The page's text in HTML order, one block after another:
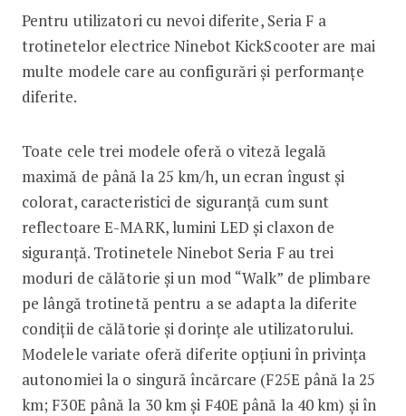
Pentru utilizatori cu nevoi diferite, Seria F a
trotinetelor electrice Ninebot KickScooter are mai
multe modele care au configurări și performanțe
diferite.
Toate cele trei modele oferă o viteză legală
maximă de până la 25 km/h, un ecran îngust și
colorat, caracteristici de siguranță cum sunt
reflectoare E-MARK, lumini LED și claxon de
siguranță. Trotinetele Ninebot Seria F au trei
moduri de călătorie și un mod “Walk” de plimbare
pe lângă trotinetă pentru a se adapta la diferite
condiții de călătorie și dorințe ale utilizatorului.
Modelele variate oferă diferite opțiuni în privința
autonomiei la o singură încărcare (F25E până la 25
km; F30E până la 30 km și F40E până la 40 km) și în